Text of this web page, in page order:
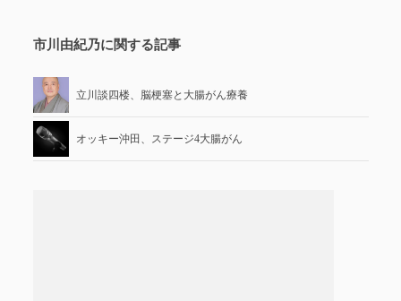
市川由紀乃に関する記事
立川談四楼、脳梗塞と大腸がん療養
オッキー沖田、ステージ4大腸がん